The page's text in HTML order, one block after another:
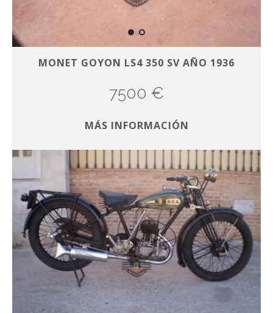
MONET GOYON LS4 350 SV AÑO 1936
7500 €
MÁS INFORMACIÓN